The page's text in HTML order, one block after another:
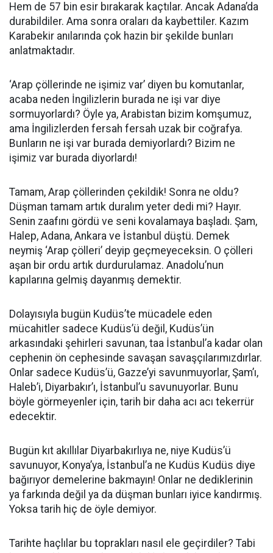
Hem de 57 bin esir bırakarak kaçtılar. Ancak Adana’da
durabildiler. Ama sonra oraları da kaybettiler. Kazım
Karabekir anılarında çok hazin bir şekilde bunları
anlatmaktadır.
‘Arap çöllerinde ne işimiz var’ diyen bu komutanlar,
acaba neden İngilizlerin burada ne işi var diye
sormuyorlardı? Öyle ya, Arabistan bizim komşumuz,
ama İngilizlerden fersah fersah uzak bir coğrafya.
Bunların ne işi var burada demiyorlardı? Bizim ne
işimiz var burada diyorlardı!
Tamam, Arap çöllerinden çekildik! Sonra ne oldu?
Düşman tamam artık duralım yeter dedi mi? Hayır.
Senin zaafını gördü ve seni kovalamaya başladı. Şam,
Halep, Adana, Ankara ve İstanbul düştü. Demek
neymiş ‘Arap çölleri’ deyip geçmeyeceksin. O çölleri
aşan bir ordu artık durdurulamaz. Anadolu’nun
kapılarına gelmiş dayanmış demektir.
Dolayısıyla bugün Kudüs’te mücadele eden
mücahitler sadece Kudüs’ü değil, Kudüs’ün
arkasındaki şehirleri savunan, taa İstanbul’a kadar olan
cephenin ön cephesinde savaşan savaşçılarımızdırlar.
Onlar sadece Kudüs’ü, Gazze’yi savunmuyorlar, Şam’ı,
Haleb’i, Diyarbakır’ı, İstanbul’u savunuyorlar. Bunu
böyle görmeyenler için, tarih bir daha acı acı tekerrür
edecektir.
Bugün kıt akıllılar Diyarbakırlıya ne, niye Kudüs’ü
savunuyor, Konya’ya, İstanbul’a ne Kudüs Kudüs diye
bağırıyor demelerine bakmayın! Onlar ne dediklerinin
ya farkında değil ya da düşman bunları iyice kandırmış.
Yoksa tarih hiç de öyle demiyor.
Tarihte haçlılar bu toprakları nasıl ele geçirdiler? Tabi